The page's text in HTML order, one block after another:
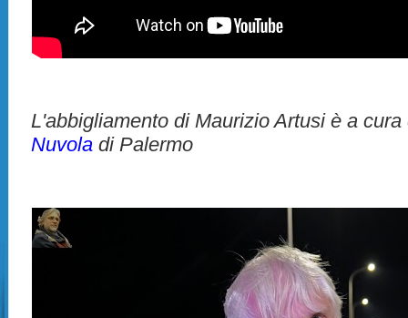
L'abbigliamento di Maurizio Artusi è a
Nuvola di Palermo